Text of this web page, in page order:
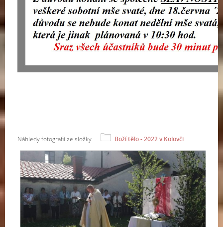
Náhledy fotografií ze složky Boží tělo - 2022 v Kolovči